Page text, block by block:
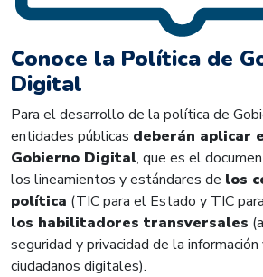
Conoce la Política de
Digital
Para el desarrollo de la política de
entidades públicas deberán aplicar
Gobierno Digital, que es el
los lineamientos y estándares de los
política (TIC para el Estado y TIC
los habilitadores transversales
seguridad y privacidad de la información
ciudadanos digitales).